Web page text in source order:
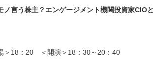
ノ言う株主？エンゲージメント機関投資家CIO
＞18：20 ＜開演＞18：30～20：40